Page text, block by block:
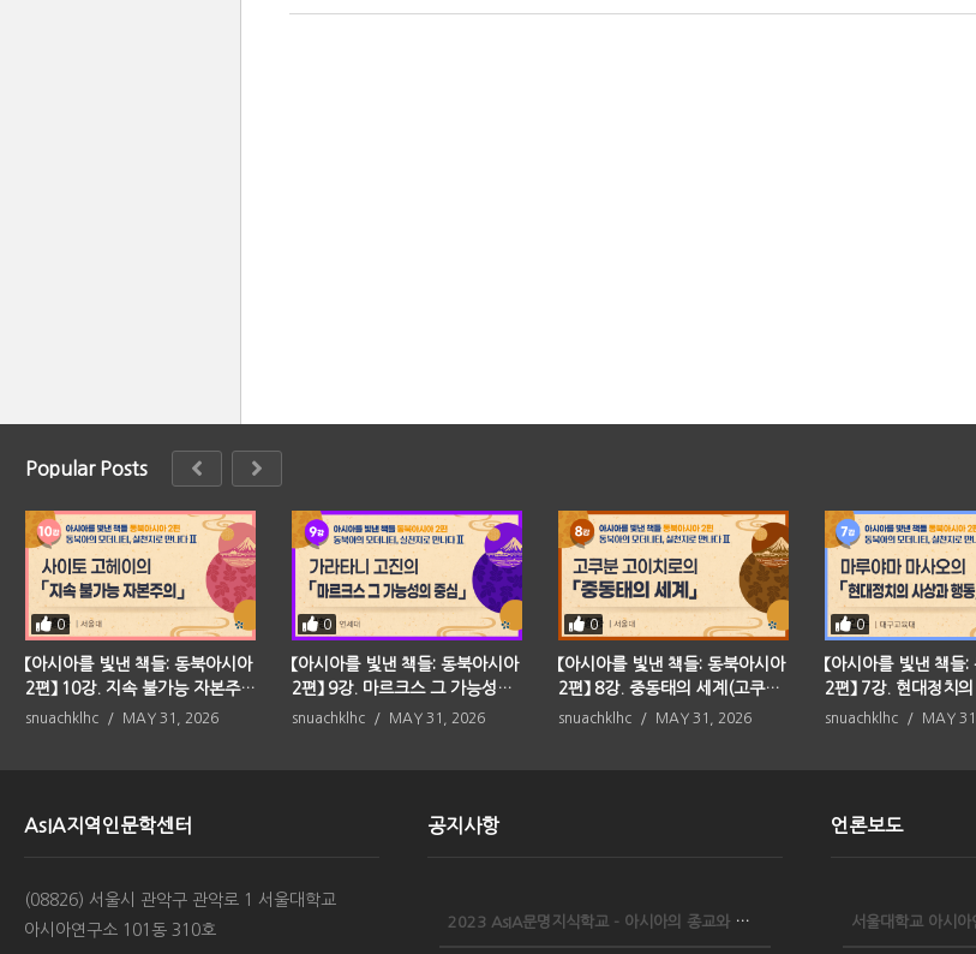
Popular Posts
0
【아시아를 빛낸 책들: 동북아시아
2편】 10강. 지속 불가능 자본주의
(사이토 고헤이)
snuachklhc MAY 31, 2026
0
【아시아를 빛낸 책들: 동북아시아
2편】 9강. 마르크스 그 가능성의
중심(가라타니 고진)
snuachklhc MAY 31, 2026
0
【아시아를 빛낸 책들: 동북아시아
2편】 8강. 중동태의 세계(고쿠분
고이치로)
snuachklhc MAY 31, 2026
0
【아시아를 빛낸 책들
2편】 7강. 현대정치
동(마루야마 마사오)
snuachklhc MAY
AsIA지역인문학센터
(08826) 서울시 관악구 관악로 1 서울대학교
아시아연구소 101동 310호
공지사항
2023 AsIA문명지식학교 - 아시아의 종교와 시민 사회
언론보도